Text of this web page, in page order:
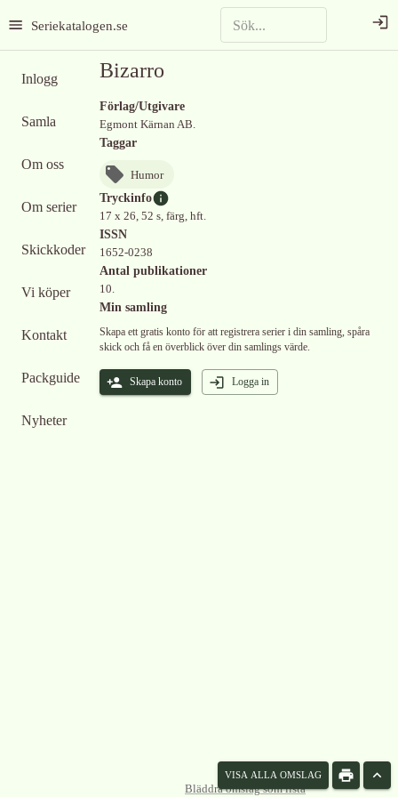
Seriekatalogen.se
Inlogg
Samla
Om oss
Om serier
Skickkoder
Vi köper
Kontakt
Packguide
Nyheter
Bizarro
Förlag/Utgivare
Egmont Kärnan AB.
Taggar
Humor
Tryckinfo
17 x 26, 52 s, färg, hft.
ISSN
1652-0238
Antal publikationer
10.
Min samling
Skapa ett gratis konto för att registrera serier i din samling, spåra
skick och få en överblick över din samlings värde.
Skapa konto Logga in
VISA ALLA OMSLAG
Bläddra omslag som lista